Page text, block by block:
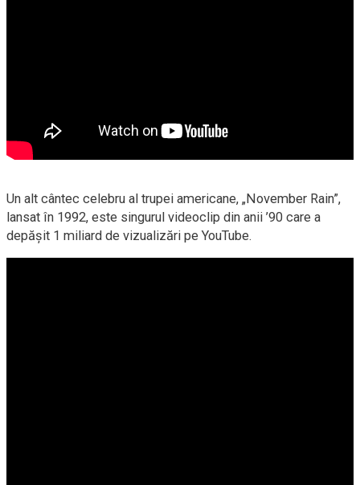
Un alt cântec celebru al trupei americane, „November Rain”,
lansat în 1992, este singurul videoclip din anii ’90 care a
depăşit 1 miliard de vizualizări pe YouTube.